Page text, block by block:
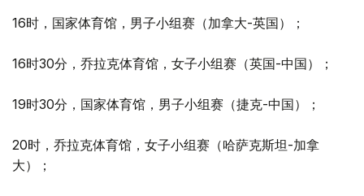
16时，国家体育馆，男子小组赛（加拿大-英国）；
16时30分，乔拉克体育馆，女子小组赛（英国-中国）；
19时30分，国家体育馆，男子小组赛（捷克-中国）；
20时，乔拉克体育馆，女子小组赛（哈萨克斯坦-加拿
大）；